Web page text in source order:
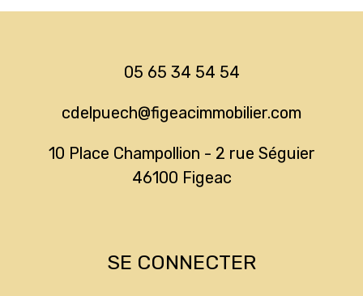
05 65 34 54 54
cdelpuech@figeacimmobilier.com
10 Place Champollion - 2 rue Séguier
46100
figeac
SE CONNECTER